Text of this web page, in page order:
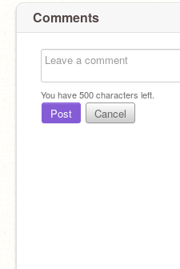
Comments
You have500characters left.
Post Cancel